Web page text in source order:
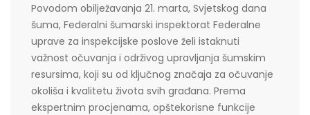
Povodom obilježavanja 21. marta, Svjetskog dana
šuma, Federalni šumarski inspektorat Federalne
uprave za inspekcijske poslove želi istaknuti
važnost očuvanja i održivog upravljanja šumskim
resursima, koji su od ključnog značaja za očuvanje
okoliša i kvalitetu života svih građana. Prema
ekspertnim procjenama, opštekorisne funkcije